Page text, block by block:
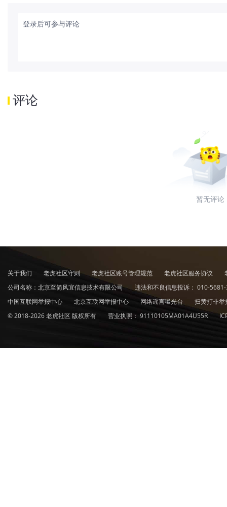
登录后可参与评论
评论
暂无评论
关于我们 老虎社区守则 老虎社区账号管理规范 老虎社区服务协议
公司名称：北京至简风宜信息技术有限公司
违法和不良信息投诉： 010-
中国互联网举报中心
北京互联网举报中心 网络谣言曝光台
扫黄打非
© 2018-2026 老虎社区 版权所有
营业执照： 91110105MA01A4U55R